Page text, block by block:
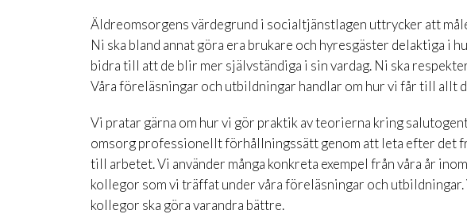
Äldreomsorgens värdegrund i socialtjänstlagen uttrycker att
Ni ska bland annat göra era brukare och hyresgäster delaktiga i
bidra till att de blir mer självständiga i sin vardag. Ni ska
Våra föreläsningar och utbildningar handlar om hur vi får till allt
Vi pratar gärna om hur vi gör praktik av teorierna kring
omsorg professionellt förhållningssätt genom att leta efter det
till arbetet. Vi använder många konkreta exempel från våra år
kollegor som vi träffat under våra föreläsningar och
kollegor ska göra varandra bättre.